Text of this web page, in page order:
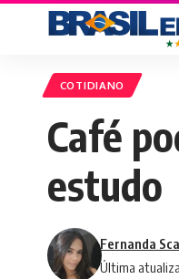
COTIDIANO
Café
estudo
Última
Fernanda